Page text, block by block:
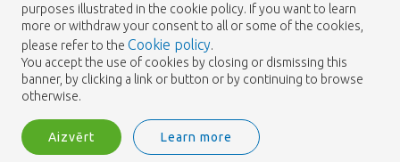
purposes illustrated in the cookie policy. If you want to learn
more or withdraw your consent to all or some of the cookies,
please refer to the Cookie policy.
You accept the use of cookies by closing or dismissing this
banner, by clicking a link or button or by continuing to browse
otherwise.
Aizvērt Learn more